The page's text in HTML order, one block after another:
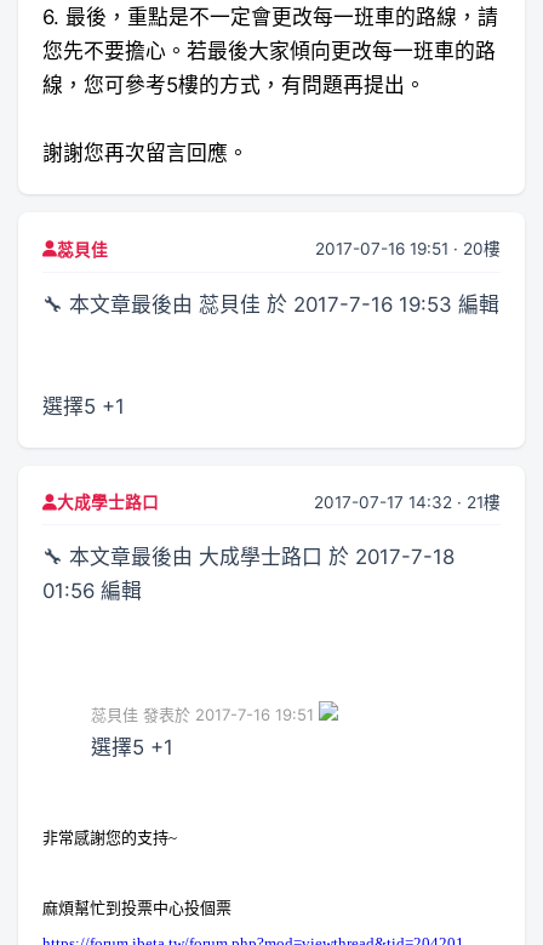
6. 最後，重點是不一定會更改每一班車的路線，請
您先不要擔心。若最後大家傾向更改每一班車的路
線，您可參考5樓的方式，有問題再提出。
謝謝您再次留言回應。
蕊貝佳 2017-07-16 19:51 · 20樓
🔧 本文章最後由 蕊貝佳 於 2017-7-16 19:53 編輯
選擇5 +1
大成學士路口 2017-07-17 14:32 · 21樓
🔧 本文章最後由 大成學士路口 於 2017-7-18
01:56 編輯
蕊貝佳 發表於 2017-7-16 19:51
選擇5 +1
非常感謝您的支持~
麻煩幫忙到投票中心投個票